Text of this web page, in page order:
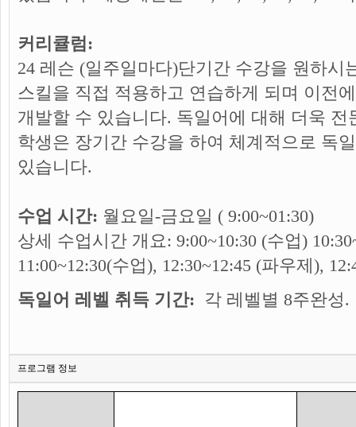
커리큘럼:
24 레슨 (일주일마다)단기간 수강을 원하시
스킬을 직접 적용하고 연습하게 되며 이전
개발할 수 있습니다. 독일어에 대해 더욱
학생은 장기간 수강을 하여 체계적으로 독
있습니다.
수업 시간: 월요일-금요일 ( 9:00~01:30)
상세 수업시간 개요: 9:00~10:30 (수업)
11:00~12:30(수업), 12:30~12:45 (파우제),
독일어 레벨 취득 기간: 각 레벨별 8주완성.
프로그램 정보